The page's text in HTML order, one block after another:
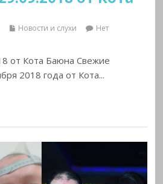
Новости и слухи
Нет
от Кота Баюна Свежие
2018 года от Кота...